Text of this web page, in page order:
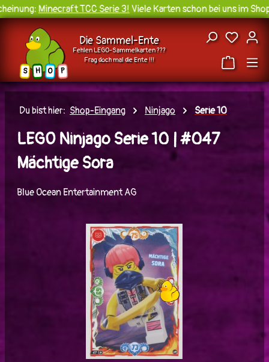
Zum Hauptinhalt springen
Minecraft TCC Serie 3!Viele Karten schon bei uns im
S H O P
Die Sammel-Ente
Fehlen LEGO-Sammelkarten ???
Frag doch mal die Ente !!!
Du
Du bist hier: Shop-Eingang Ninjago Serie 10
LEGO Ninjago Serie 10 | #047
Mächtige Sora
Blue Ocean Entertainment AG
Bildergalerie überspringen